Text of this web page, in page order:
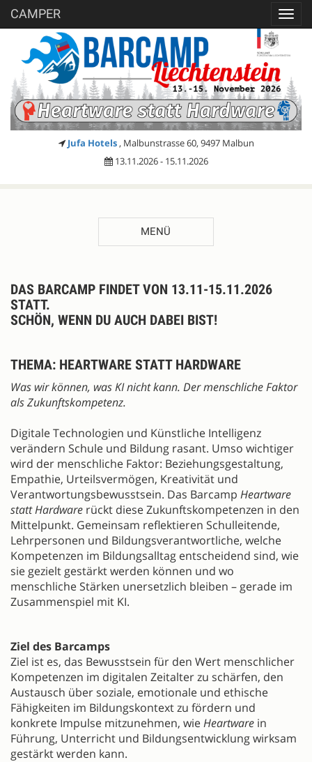
CAMPER
Jufa Hotels , Malbunstrasse 60, 9497 Malbun
13.11.2026 - 15.11.2026
MENÜ
BESCHREIBUNG
DAS BARCAMP FINDET VON 13.11-15.11.2026
STATT.
SCHÖN, WENN DU AUCH DABEI BIST!
THEMA: HEARTWARE STATT HARDWARE
Was wir können, was KI nicht kann. Der menschliche Faktor
als Zukunftskompetenz.
Digitale Technologien und Künstliche Intelligenz
verändern Schule und Bildung rasant. Umso wichtiger
wird der menschliche Faktor: Beziehungsgestaltung,
Empathie, Urteilsvermögen, Kreativität und
Verantwortungsbewusstsein. Das Barcamp Heartware
statt Hardware rückt diese Zukunftskompetenzen in den
Mittelpunkt. Gemeinsam reflektieren Schulleitende,
Lehrpersonen und Bildungsverantwortliche, welche
Kompetenzen im Bildungsalltag entscheidend sind, wie
sie gezielt gestärkt werden können und wo
menschliche Stärken unersetzlich bleiben – gerade im
Zusammenspiel mit KI.
Ziel des Barcamps
Ziel ist es, das Bewusstsein für den Wert menschlicher
Kompetenzen im digitalen Zeitalter zu schärfen, den
Austausch über soziale, emotionale und ethische
Fähigkeiten im Bildungskontext zu fördern und
konkrete Impulse mitzunehmen, wieHeartware in
Führung, Unterricht und Bildungsentwicklung wirksam
gestärkt werden kann.